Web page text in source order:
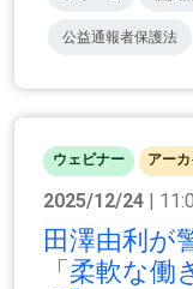
公益通報者保護法
ウェビナー アー
2025/12/24 |
田澤由利が
「柔軟な